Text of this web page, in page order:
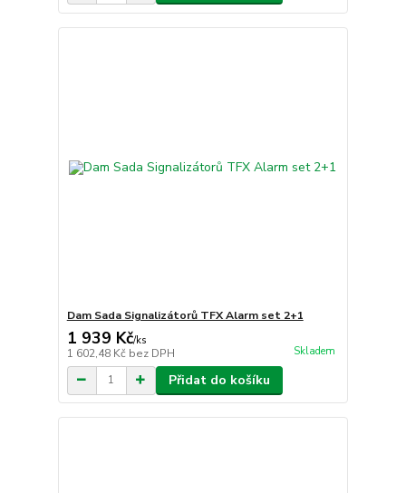
Dam Sada Signalizátorů TFX Alarm set 2+1
1 939 Kč/ks
1 602,48 Kč bez DPH Skladem
Přidat do košíku